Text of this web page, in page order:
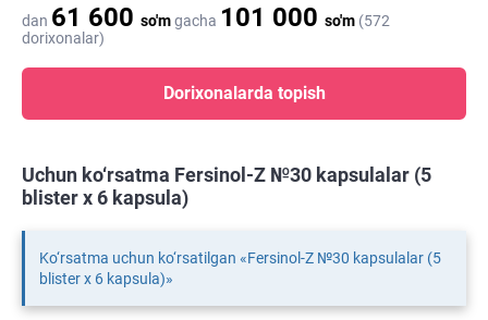
dan 61 600 so'mgacha 101 000 so'm (572
dorixonalar)
Dorixonalarda topish
Uchun ko‘rsatma Fersinol-Z №30 kapsulalar (5
blister х 6 kapsula)
Ko‘rsatma uchun ko‘rsatilgan «Fersinol-Z №30 kapsulalar (5
blister х 6 kapsula)»